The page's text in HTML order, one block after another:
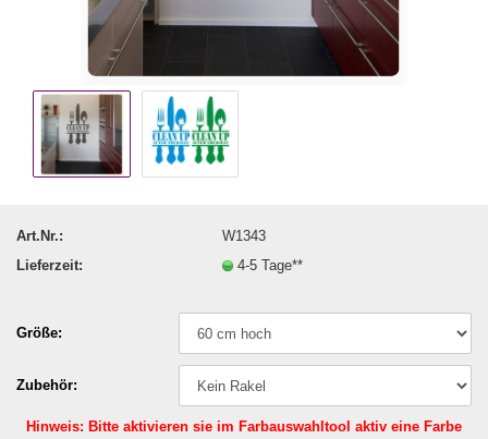
Art.Nr.:
W1343
Lieferzeit:
4-5 Tage**
Größe:
Zubehör:
Hinweis: Bitte aktivieren sie im Farbauswahltool aktiv eine Farbe